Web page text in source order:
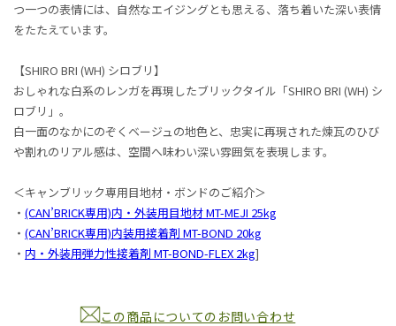
つ一つの表情には、自然なエイジングとも思える、落ち着いた深い表情
をたたえています。
【SHIRO BRI (WH) シロブリ】
おしゃれな白系のレンガを再現したブリックタイル「SHIRO BRI (WH) シ
ロブリ」。
白一面のなかにのぞくベージュの地色と、忠実に再現された煉瓦のひび
や割れのリアル感は、空間へ味わい深い雰囲気を表現します。
＜キャンブリック専用目地材・ボンドのご紹介＞
・ (CAN’BRICK専用)内・外装用目地材 MT-MEJI 25kg
・ (CAN’BRICK専用)内装用接着剤 MT-BOND 20kg
・ 内・外装用弾力性接着剤 MT-BOND-FLEX 2kg]
この商品についてのお問い合わせ